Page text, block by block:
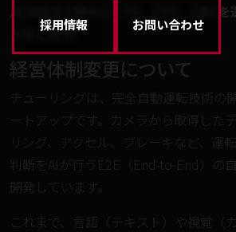
採用情報 お問い合わせ
月19日付で新たにCTO、CFO、CBO
らせします。
経営体制変更について
チューリングは、完全自動運転技術の
ートアップです。カメラから取得した
リング、アクセル、ブレーキなど、運
判断をAIが行うE2E（End-to-End）の
開発しています。
これまで、言語（テキスト）や視覚（